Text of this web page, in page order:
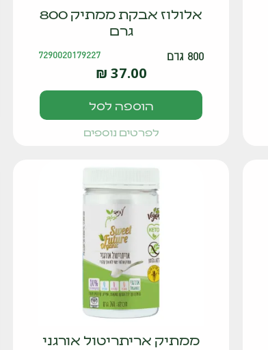
אלולוז אבקת ממתיק 800
גרם
800 גרם 7290020179227
37.00
₪
הוספה לסל
לפרטים נוספים
ממתיק אריתריטול אורגני